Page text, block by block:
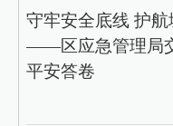
守牢安全底线 护航
——区应急管理局
平安答卷